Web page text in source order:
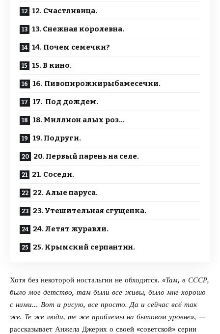
12. Счастливица.
13. Снежная королевна.
14. Почем семечки?
15. В кино.
16. Пивопирожкирыбамесечки.
17. Под дождем.
18. Миллион алых роз…
19. Подруги.
20. Первый парень на селе.
21. Соседи.
22. Алые паруса.
23. Утешительная сгущенка.
24. Летят журавли.
25. Крымский серпантин.
Хотя без некоторой ностальгии не обходится. «Там, в СССР,
было мое детство, там были все живы, было мне хорошо
с ними… Вот и рисую, все просто. Да и сейчас всё так
же. Те же люди, те же проблемы на бытовом уровне», —
рассказывает Анжела Джерих о своей «советской» серии